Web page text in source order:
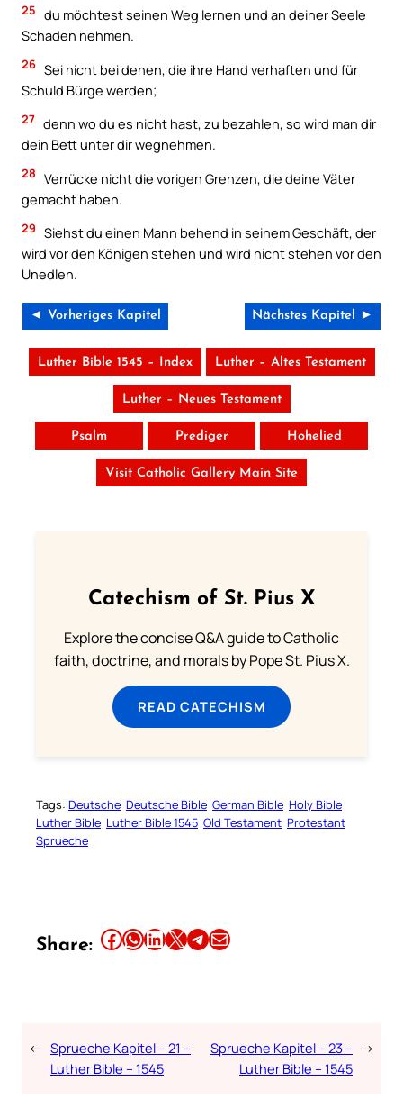
25 du möchtest seinen Weg lernen und an deiner Seele
Schaden nehmen.
26 Sei nicht bei denen, die ihre Hand verhaften und für
Schuld Bürge werden;
27 denn wo du es nicht hast, zu bezahlen, so wird man dir
dein Bett unter dir wegnehmen.
28 Verrücke nicht die vorigen Grenzen, die deine Väter
gemacht haben.
29 Siehst du einen Mann behend in seinem Geschäft, der
wird vor den Königen stehen und wird nicht stehen vor den
Unedlen.
◄ Vorheriges Kapitel Nächstes Kapitel ►
Luther Bible 1545 – Index Luther – Altes Testament
Luther – Neues Testament
Psalm Prediger Hohelied
Visit Catholic Gallery Main Site
Catechism of St. Pius X
Explore the concise Q&A guide to Catholic
faith, doctrine, and morals by Pope St. Pius X.
READ CATECHISM
Tags: Deutsche Deutsche Bible German Bible Holy Bible
Luther Bible Luther Bible 1545 Old Testament Protestant
Sprueche
Share: Share this article on Facebook Share this article on WhatsApp Share this article on LinkedIn Share this article on X Share this article on TelegramEmail this Article
← Sprueche Kapitel – 21 –
Luther Bible – 1545
Sprueche Kapitel – 23 –
Luther Bible – 1545
→